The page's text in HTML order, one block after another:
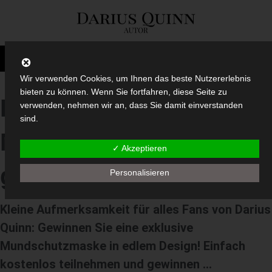
Exklusive
Mundschutzmasken zu
gewinnen
Kleine Aufmerksamkeit für alles Fans von Darius
Quinn: Gewinnen Sie eine exklusive
Mundschutzmaske in edlem Design! Einfach
kostenlos teilnehmen und gewinnen …
Wir verwenden Cookies, um Ihnen das beste Nutzererlebnis
bieten zu können. Wenn Sie fortfahren, diese Seite zu
verwenden, nehmen wir an, dass Sie damit einverstanden
sind.
✓ Akzeptieren
Personalisieren